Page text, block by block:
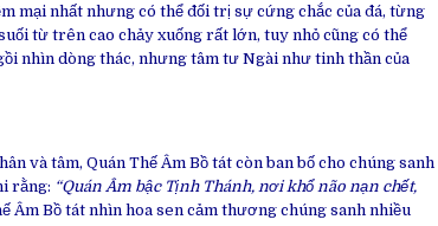
mại nhất nhưng có thể đối trị sự cứng chắc của đá, từng
từ trên cao chảy xuống rất lớn, tuy nhỏ cũng có thể
nhìn dòng thác, nhưng tâm tư Ngài như tinh thần của
và tâm, Quán Thế Âm Bồ tát còn ban bố cho chúng sanh
rằng: “Quán Âm bậc Tịnh Thánh, nơi khổ não nạn chết,
Âm Bồ tát nhìn hoa sen cảm thương chúng sanh nhiều